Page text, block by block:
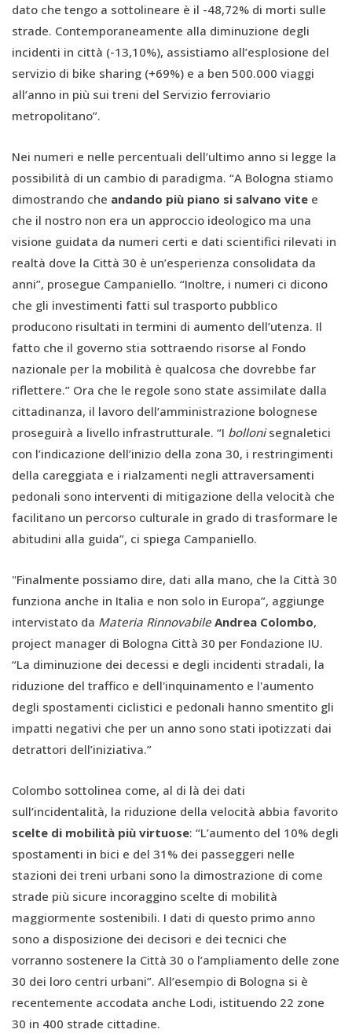
dato che tengo a sottolineare è il -48,72% di morti sulle
strade. Contemporaneamente alla diminuzione degli
incidenti in città (-13,10%), assistiamo all’esplosione del
servizio di bike sharing (+69%) e a ben 500.000 viaggi
all’anno in più sui treni del Servizio ferroviario
metropolitano”.
Nei numeri e nelle percentuali dell’ultimo anno si legge la
possibilità di un cambio di paradigma. “A Bologna stiamo
dimostrando che andando più piano si salvano vite e
che il nostro non era un approccio ideologico ma una
visione guidata da numeri certi e dati scientifici rilevati in
realtà dove la Città 30 è un’esperienza consolidata da
anni”, prosegue Campaniello. “Inoltre, i numeri ci dicono
che gli investimenti fatti sul trasporto pubblico
producono risultati in termini di aumento dell’utenza. Il
fatto che il governo stia sottraendo risorse al Fondo
nazionale per la mobilità è qualcosa che dovrebbe far
riflettere.” Ora che le regole sono state assimilate dalla
cittadinanza, il lavoro dell’amministrazione bolognese
proseguirà a livello infrastrutturale. “I bollonisegnaletici
con l’indicazione dell’inizio della zona 30, i restringimenti
della careggiata e i rialzamenti negli attraversamenti
pedonali sono interventi di mitigazione della velocità che
facilitano un percorso culturale in grado di trasformare le
abitudini alla guida”, ci spiega Campaniello.
"Finalmente possiamo dire, dati alla mano, che la Città 30
funziona anche in Italia e non solo in Europa”, aggiunge
intervistato da Materia Rinnovabile Andrea Colombo,
project manager di Bologna Città 30 per Fondazione IU.
“La diminuzione dei decessi e degli incidenti stradali, la
riduzione del traffico e dell'inquinamento e l'aumento
degli spostamenti ciclistici e pedonali hanno smentito gli
impatti negativi che per un anno sono stati ipotizzati dai
detrattori dell’iniziativa.”
Colombo sottolinea come, al di là dei dati
sull’incidentalità, la riduzione della velocità abbia favorito
scelte di mobilità più virtuose: “L’aumento del 10% degli
spostamenti in bici e del 31% dei passeggeri nelle
stazioni dei treni urbani sono la dimostrazione di come
strade più sicure incoraggino scelte di mobilità
maggiormente sostenibili. I dati di questo primo anno
sono a disposizione dei decisori e dei tecnici che
vorranno sostenere la Città 30 o l’ampliamento delle zone
30 dei loro centri urbani”. All’esempio di Bologna si è
recentemente accodata anche Lodi, istituendo 22 zone
30 in 400 strade cittadine.